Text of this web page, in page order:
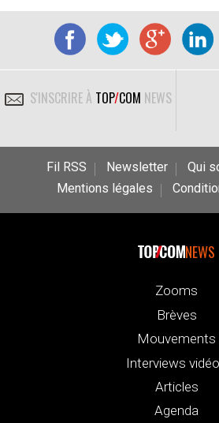
S'INSCRIRE À TOP/COM NEWS
Fil RSS Newsletter
Qui
Mentions légales
NEWS
Zooms
Brèves
Mouvements
Interviews
Articles
Agenda